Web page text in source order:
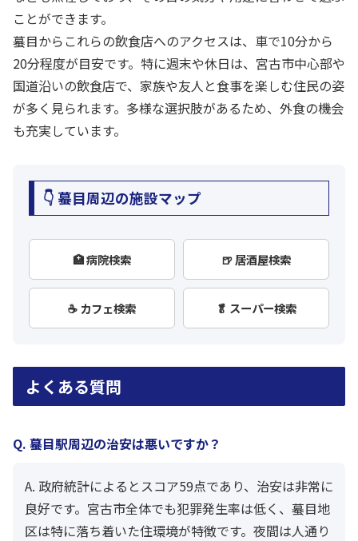
ことができます。
蟇目からこれらの飲食店へのアクセスは、車で10分から
20分程度が目安です。特に週末や休日は、宮古市中心部や
国道沿いの飲食店で、家族や友人と食事を楽しむ住民の姿
が多く見られます。多様な選択肢があるため、外食の機会
も充実しています。
👇 蟇目周辺の施設マップ
🏥 病院検索 🍺 居酒屋検索
☕ カフェ検索 🥬 スーパー検索
よくある質問
Q. 蟇目駅周辺の治安は悪いですか？
A. 政府統計によるとスコア59点であり、治安は非常に
良好です。宮古市全体でも犯罪発生率は低く、蟇目地
区は特に落ち着いた住環境が特徴です。夜間は人通り